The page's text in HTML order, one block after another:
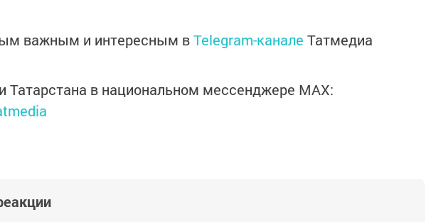
важным и интересным вTelegram-канале Татмедиа
Татарстана в национальном мессенджере MАХ: